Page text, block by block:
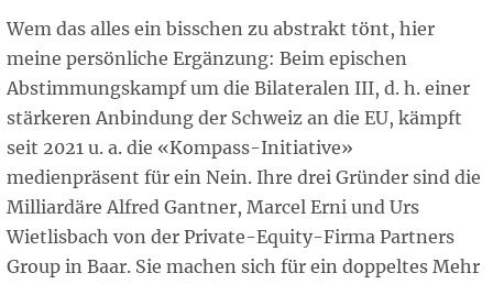
Wem das alles ein bisschen zu abstrakt tönt, hier
meine persönliche Ergänzung: Beim epischen
Abstimmungskampf um die Bilateralen III, d. h. einer
stärkeren Anbindung der Schweiz an die EU, kämpft
seit 2021 u. a. die «Kompass-Initiative»
medienpräsent für ein Nein. Ihre drei Gründer sind die
Milliardäre Alfred Gantner, Marcel Erni und Urs
Wietlisbach von der Private-Equity-Firma Partners
Group in Baar. Sie machen sich für ein doppeltes Mehr